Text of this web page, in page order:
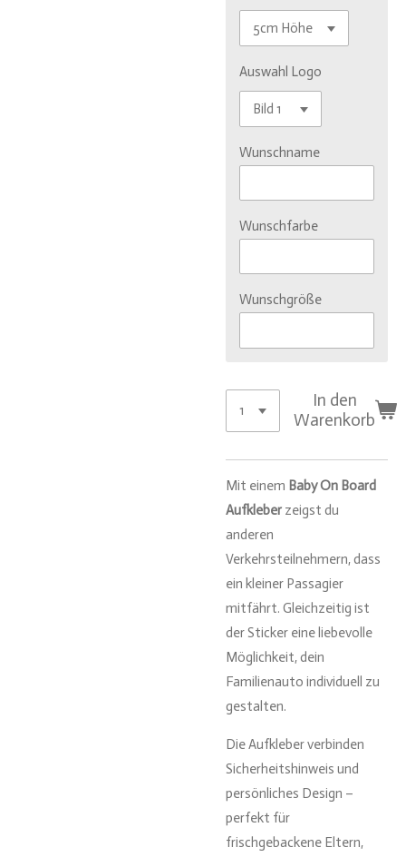
Auswahl Logo
Wunschname
Wunschfarbe
Wunschgröße
In den
Warenkorb
Mit einem Baby On Board
Aufkleber zeigst du
anderen
Verkehrsteilnehmern, dass
ein kleiner Passagier
mitfährt. Gleichzeitig ist
der Sticker eine liebevolle
Möglichkeit, dein
Familienauto individuell zu
gestalten.
Die Aufkleber verbinden
Sicherheitshinweis und
persönliches Design –
perfekt für
frischgebackene Eltern,